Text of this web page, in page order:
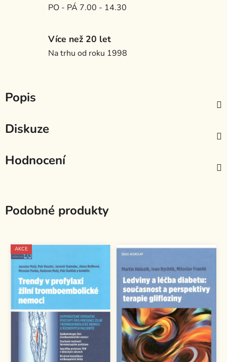
PO - PÁ 7.00 - 14.30
Více než 20 let
Na trhu od roku 1998
Popis
Diskuze
Hodnocení
Podobné produkty
AKCE